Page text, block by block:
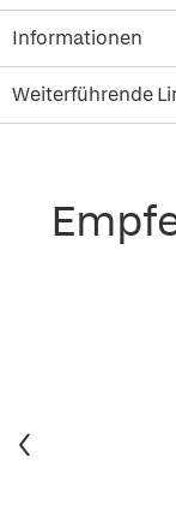
Informationen
Weiterführende